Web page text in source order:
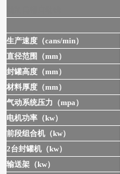
生产速度（cans/min）
直径范围（mm）
封罐高度（mm）
材料厚度（mm）
气动系统压力（mpa）
电机功率（kw）
前段组合机（kw）
2台封罐机（kw）
输送架（kw）